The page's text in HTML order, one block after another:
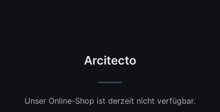
Arcitecto
Unser Online-Shop ist derzeit nicht verfügbar.